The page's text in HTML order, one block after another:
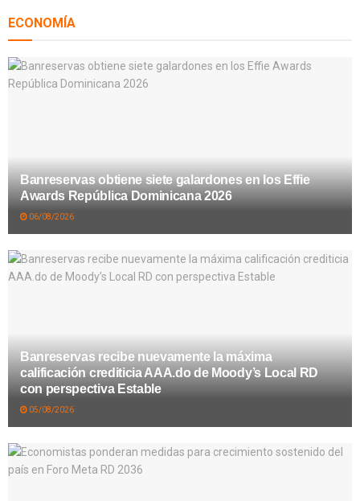
ECONOMÍA
Banreservas obtiene siete galardones en los Effie
Awards República Dominicana 2026
06/08/2026
Banreservas recibe nuevamente la máxima
calificación crediticia AAA.do de Moody’s Local RD
con perspectiva Estable
05/08/2026